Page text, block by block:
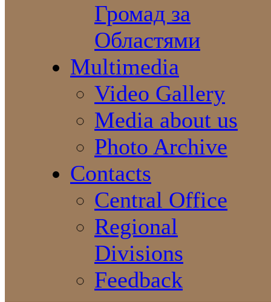
Громад за
Областями
Multimedia
Video Gallery
Media about us
Photo Archive
Contacts
Central Office
Regional
Divisions
Feedback